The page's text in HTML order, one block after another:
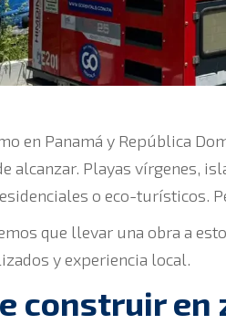
en Panamá y República
alcanzar. Playas vírgenes,
o eco-turísticos.
que llevar una obra a
y experiencia local.
construir en